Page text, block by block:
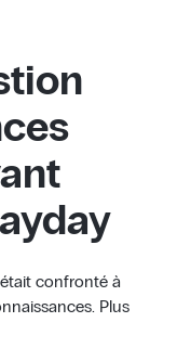
confronté à
Plus